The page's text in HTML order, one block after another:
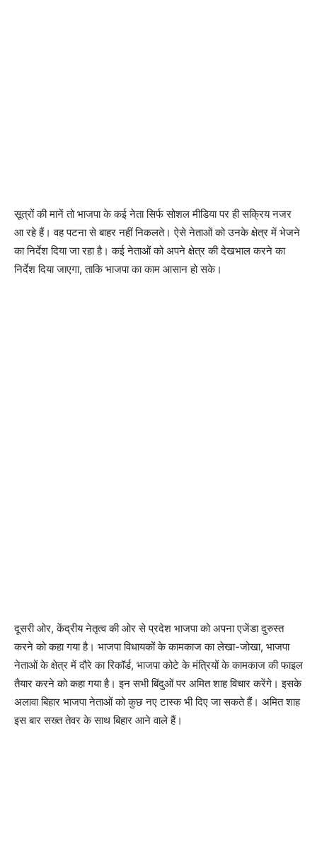
सूत्रों की मानें तो भाजपा के कई नेता सिर्फ सोशल मीडिया पर ही सक्रिय नजर
आ रहे हैं। वह पटना से बाहर नहीं निकलते। ऐसे नेताओं को उनके क्षेत्र में भेजने
का निर्देश दिया जा रहा है। कई नेताओं को अपने क्षेत्र की देखभाल करने का
निर्देश दिया जाएगा, ताकि भाजपा का काम आसान हो सके।
दूसरी ओर, केंद्रीय नेतृत्व की ओर से प्रदेश भाजपा को अपना एजेंडा दुरुस्त
करने को कहा गया है। भाजपा विधायकों के कामकाज का लेखा-जोखा, भाजपा
नेताओं के क्षेत्र में दौरे का रिकॉर्ड, भाजपा कोटे के मंत्रियों के कामकाज की फाइल
तैयार करने को कहा गया है। इन सभी बिंदुओं पर अमित शाह विचार करेंगे। इसके
अलावा बिहार भाजपा नेताओं को कुछ नए टास्क भी दिए जा सकते हैं। अमित शाह
इस बार सख्त तेवर के साथ बिहार आने वाले हैं।